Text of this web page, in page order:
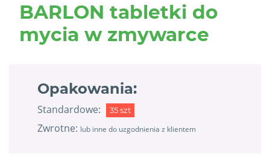
BARLON tabletki do
mycia w zmywarce
Opakowania:
Standardowe: 35 szt
Zwrotne: lub inne do uzgodnienia z klientem